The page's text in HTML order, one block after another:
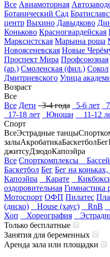
Все Авиамоторная
Ботанический Сад
центр Выхино Давыдково
Коньково Красногвардейская
Марксистская Марьина роща
Новоясеневская Новые
Проспект Мира Профсоюзная
(ар.) Смоленская (фил.) Сокол
Дмитриевского Улица
Возраст
Все
Все Дети 3-4 года 5-6 лет
17-18 лет
Юноши 11-12
Спорт
ВсеЭстрадные танцы
залыАкробатикаБаскетболБег
джитсуДзюдоКапоэйра
Все Спорткомплексы
Баскетбол Бег Бег на
Капоэйра
Карате
оздоровительная Гимнастика
Мотоспорт ОФП Пилатес
(диско)
House (хаус) RnB
Хоп
Хореография
Только бесплатные
Занятия для беременных
Аренда зала или площадки